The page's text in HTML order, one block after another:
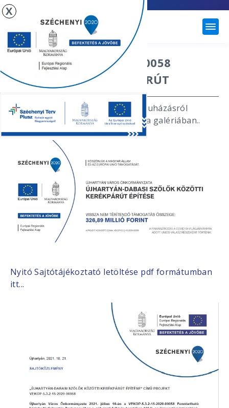
ÚJHARTYÁN
VEKOP-5.3.2.-15-2020-00058
DABASISZŐLŐ KERÉKPÁRÚT
A beruházás előtti képek és a beruházásról
készült képek megtekinthetők itt a galériában..
Nyitó Sajtótájékoztató letöltése pdf formátumban
itt...
X